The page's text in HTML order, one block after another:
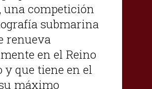
una competición
submarina
renueva
en el Reino
y que tiene en el
máximo